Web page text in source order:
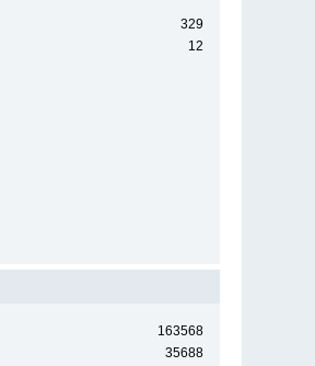
329
12
163568
35688